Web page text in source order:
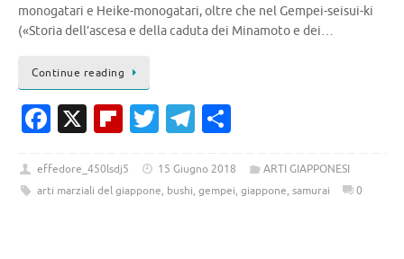
monogatari e Heike-monogatari, oltre che nel Gempei-seisui-ki
(«Storia dell’ascesa e della caduta dei Minamoto e dei…
Continue reading
Fa
e
b
X Fl
b
o
T
it
te
T
e
gr
n
di
effedore_450lsdj5 15 Giugno 2018
ARTI GIAPPONESI
arti marziali del giappone, bushi, gempei, giappone, samurai 0